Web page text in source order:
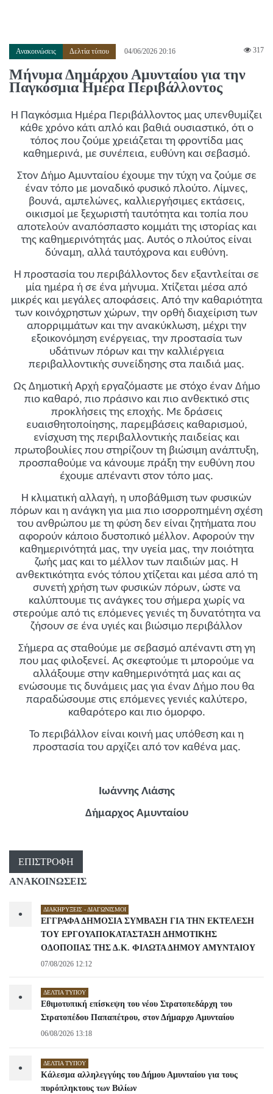
Ανακοινώσεις Δελτία τύπου 04/06/2026 20:16 317
Μήνυμα Δημάρχου Αμυνταίου για την
Παγκόσμια Ημέρα Περιβάλλοντος
Η Παγκόσμια Ημέρα Περιβάλλοντος μας υπενθυμίζει
κάθε χρόνο κάτι απλό και βαθιά ουσιαστικό, ότι ο
τόπος που ζούμε χρειάζεται τη φροντίδα μας
καθημερινά, με συνέπεια, ευθύνη και σεβασμό.
Στον Δήμο Αμυνταίου έχουμε την τύχη να ζούμε σε
έναν τόπο με μοναδικό φυσικό πλούτο. Λίμνες,
βουνά, αμπελώνες, καλλιεργήσιμες εκτάσεις,
οικισμοί με ξεχωριστή ταυτότητα και τοπία που
αποτελούν αναπόσπαστο κομμάτι της ιστορίας και
της καθημερινότητάς μας. Αυτός ο πλούτος είναι
δύναμη, αλλά ταυτόχρονα και ευθύνη.
Η προστασία του περιβάλλοντος δεν εξαντλείται σε
μία ημέρα ή σε ένα μήνυμα. Χτίζεται μέσα από
μικρές και μεγάλες αποφάσεις. Από την καθαριότητα
των κοινόχρηστων χώρων, την ορθή διαχείριση των
απορριμμάτων και την ανακύκλωση, μέχρι την
εξοικονόμηση ενέργειας, την προστασία των
υδάτινων πόρων και την καλλιέργεια
περιβαλλοντικής συνείδησης στα παιδιά μας.
Ως Δημοτική Αρχή εργαζόμαστε με στόχο έναν Δήμο
πιο καθαρό, πιο πράσινο και πιο ανθεκτικό στις
προκλήσεις της εποχής. Με δράσεις
ευαισθητοποίησης, παρεμβάσεις καθαρισμού,
ενίσχυση της περιβαλλοντικής παιδείας και
πρωτοβουλίες που στηρίζουν τη βιώσιμη ανάπτυξη,
προσπαθούμε να κάνουμε πράξη την ευθύνη που
έχουμε απέναντι στον τόπο μας.
Η κλιματική αλλαγή, η υποβάθμιση των φυσικών
πόρων και η ανάγκη για μια πιο ισορροπημένη σχέση
του ανθρώπου με τη φύση δεν είναι ζητήματα που
αφορούν κάποιο δυστοπικό μέλλον. Αφορούν την
καθημερινότητά μας, την υγεία μας, την ποιότητα
ζωής μας και το μέλλον των παιδιών μας. Η
ανθεκτικότητα ενός τόπου χτίζεται και μέσα από τη
συνετή χρήση των φυσικών πόρων, ώστε να
καλύπτουμε τις ανάγκες του σήμερα χωρίς να
στερούμε από τις επόμενες γενιές τη δυνατότητα να
ζήσουν σε ένα υγιές και βιώσιμο περιβάλλον
Σήμερα ας σταθούμε με σεβασμό απέναντι στη γη
που μας φιλοξενεί. Ας σκεφτούμε τι μπορούμε να
αλλάξουμε στην καθημερινότητά μας και ας
ενώσουμε τις δυνάμεις μας για έναν Δήμο που θα
παραδώσουμε στις επόμενες γενιές καλύτερο,
καθαρότερο και πιο όμορφο.
Το περιβάλλον είναι κοινή μας υπόθεση και η
προστασία του αρχίζει από τον καθένα μας.
Ιωάννης Λιάσης
Δήμαρχος Αμυνταίου
ΕΠΙΣΤΡΟΦΉ
ΑΝΑΚΟΙΝΩΣΕΙΣ
• ΔΙΑΚΗΡΎΞΕΙΣ - ΔΙΑΓΩΝΙΣΜΟΊ
ΕΓΓΡΑΦΑ ΔΗΜΟΣΙΑ ΣΥΜΒΑΣΗ ΓΙΑ ΤΗΝ ΕΚΤΕΛΕΣΗ
ΤΟΥ ΕΡΓΟΥΑΠΟΚΑΤΑΣΤΑΣΗ ΔΗΜΟΤΙΚΗΣ
ΟΔΟΠΟΙΙΑΣ ΤΗΣ Δ.Κ. ΦΙΛΩΤΑ ΔΗΜΟΥ ΑΜΥΝΤΑΙΟΥ
07/08/2026 12:12
• ΔΕΛΤΊΑ ΤΎΠΟΥ
Εθιμοτυπική επίσκεψη του νέου Στρατοπεδάρχη του
Στρατοπέδου Παπαπέτρου, στον Δήμαρχο Αμυνταίου
06/08/2026 13:18
• ΔΕΛΤΊΑ ΤΎΠΟΥ
Κάλεσμα αλληλεγγύης του Δήμου Αμυνταίου για τους
πυρόπληκτους των Βιλίων